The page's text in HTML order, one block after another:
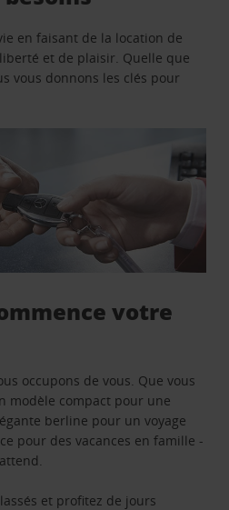
en faisant de la location de
et de plaisir. Quelle que
vous donnons les clés pour
votre
occupons de vous. Que vous
modèle compact pour une
berline pour un voyage
pour des vacances en famille -
et profitez de jours